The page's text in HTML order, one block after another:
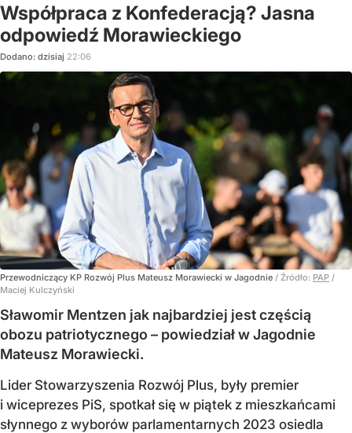
Współpraca z Konfederacją? Jasna
odpowiedź Morawieckiego
Dodano: dzisiaj 22:06
Przewodniczący KP Rozwój Plus Mateusz Morawiecki w Jagodnie / Źródło: PAP /
Maciej Kulczyński
Sławomir Mentzen jak najbardziej jest częścią
obozu patriotycznego – powiedział w Jagodnie
Mateusz Morawiecki.
Lider Stowarzyszenia Rozwój Plus, były premier
i wiceprezes PiS, spotkał się w piątek z mieszkańcami
słynnego z wyborów parlamentarnych 2023 osiedla